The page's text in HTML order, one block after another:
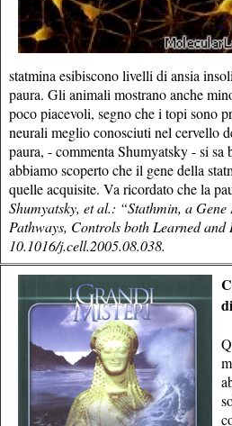
statmina esibiscono livelli di ansia
paura. Gli animali mostrano anche
poco piacevoli, segno che i topi sono
neurali meglio conosciuti nel cervello
paura, - commenta Shumyatsky - si
abbiamo scoperto che il gene della
quelle acquisite. Va ricordato che la
Shumyatsky, et al.: “Stathmin, a
Pathways, Controls both Learned
10.1016/j.cell.2005.08.038.